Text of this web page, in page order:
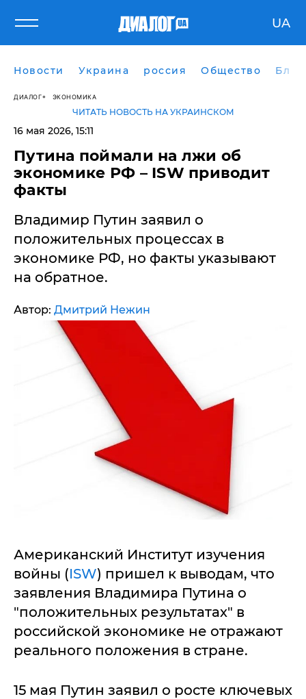
UA
Новости Украина россия Общество
ДИАЛОГ ЭКОНОМИКА
ЧИТАТЬ НОВОСТЬ НА УКРАИНСКОМ
16 мая 2026, 15:11
Путина поймали на лжи об
экономике РФ – ISW приводит
факты
Владимир Путин заявил о
положительных процессах в
экономике РФ, но факты указывают
на обратное.
Автор: Дмитрий Нежин
Американский Институт изучения
войны (ISW) пришел к выводам, что
заявления Владимира Путина о
"положительных результатах" в
российской экономике не отражают
реального положения в стране.
15 мая Путин заявил о росте ключевых